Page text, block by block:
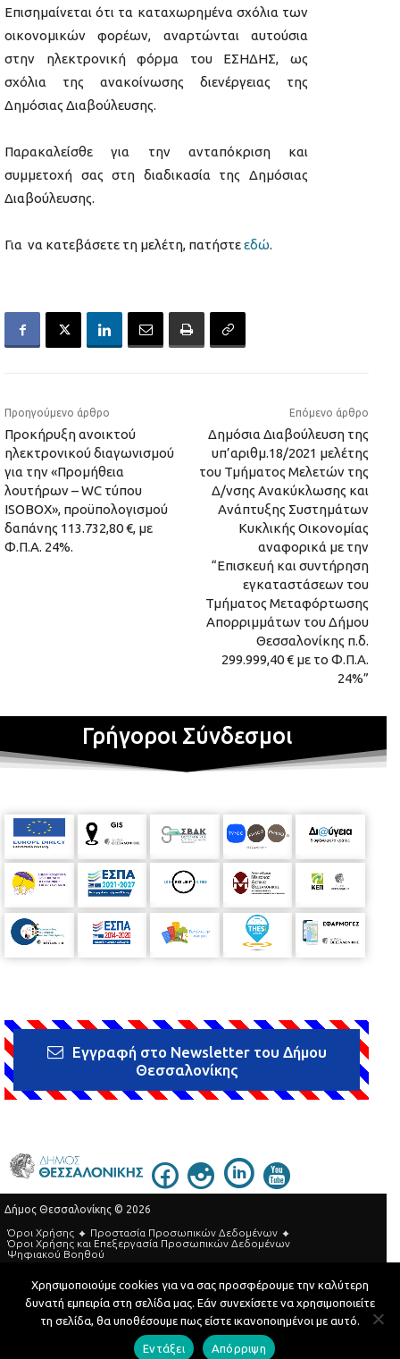
Επισημαίνεται ότι τα καταχωρημένα σχόλια των
οικονομικών φορέων, αναρτώνται αυτούσια
στην ηλεκτρονική φόρμα του ΕΣΗΔΗΣ, ως
σχόλια της ανακοίνωσης διενέργειας της
Δημόσιας Διαβούλευσης.
Παρακαλείσθε για την ανταπόκριση και
συμμετοχή σας στη διαδικασία της Δημόσιας
Διαβούλευσης.
Για να κατεβάσετε τη μελέτη, πατήστεεδώ.
Προηγούμενο άρθρο
Προκήρυξη ανοικτού
ηλεκτρονικού διαγωνισμού
για την «Προμήθεια
λουτήρων – WC τύπου
ISOBOX», προϋπολογισμού
δαπάνης 113.732,80 €, με
Φ.Π.Α. 24%.
Επόμενο άρθρο
Δημόσια Διαβούλευση της
υπ’αριθμ.18/2021 μελέτης
του Τμήματος Μελετών της
Δ/νσης Ανακύκλωσης και
Ανάπτυξης Συστημάτων
Κυκλικής Οικονομίας
αναφορικά με την
“Επισκευή και συντήρηση
εγκαταστάσεων του
Τμήματος Μεταφόρτωσης
Απορριμμάτων του Δήμου
Θεσσαλονίκης π.δ.
299.999,40 € με το Φ.Π.Α.
24%”
Γρήγοροι Σύνδεσμοι
Εγγραφή στο Newsletter του Δήμου
Θεσσαλονίκης
Δήμος Θεσσαλονίκης © 2026
Όροι Χρήσης
Προστασία Προσωπικών Δεδομένων
Όροι Xρήσης και Eπεξεργασία Προσωπικών Δεδομένων
Ψηφιακού Βοηθού
Τηλεφωνικός Κατάλογος
Developed by MyCompany Projects
Χρησιμοποιούμε cookies για να σας προσφέρουμε την καλύτερη
δυνατή εμπειρία στη σελίδα μας. Εάν συνεχίσετε να χρησιμοποιείτε
τη σελίδα, θα υποθέσουμε πως είστε ικανοποιημένοι με αυτό.
Εντάξει Απόρριψη